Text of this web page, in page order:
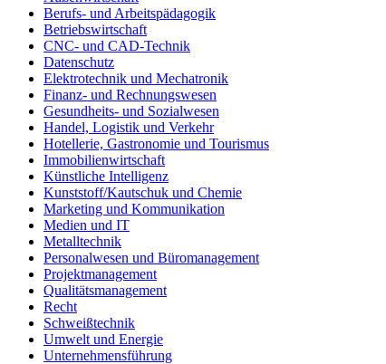
Berufs- und Arbeitspädagogik
Betriebswirtschaft
CNC- und CAD-Technik
Datenschutz
Elektrotechnik und Mechatronik
Finanz- und Rechnungswesen
Gesundheits- und Sozialwesen
Handel, Logistik und Verkehr
Hotellerie, Gastronomie und Tourismus
Immobilienwirtschaft
Künstliche Intelligenz
Kunststoff/Kautschuk und Chemie
Marketing und Kommunikation
Medien und IT
Metalltechnik
Personalwesen und Büromanagement
Projektmanagement
Qualitätsmanagement
Recht
Schweißtechnik
Umwelt und Energie
Unternehmensführung